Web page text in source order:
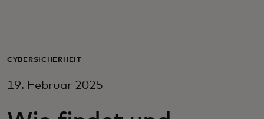
Für Unternehmen
CYBERSICHERHEIT
19. Februar 2025